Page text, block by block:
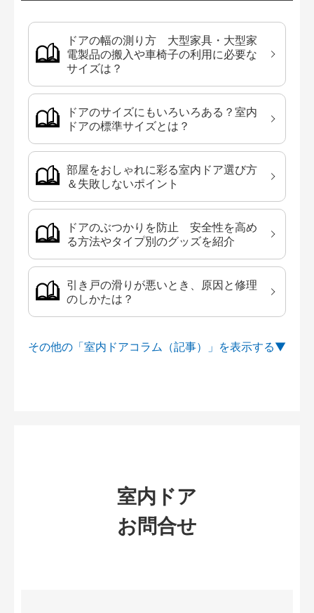
ドアの幅の測り方 大型家具・大型家
電製品の搬入や車椅子の利用に必要な
サイズは？
ドアのサイズにもいろいろある？室内
ドアの標準サイズとは？
部屋をおしゃれに彩る室内ドア選び方
＆失敗しないポイント
ドアのぶつかりを防止 安全性を高め
る方法やタイプ別のグッズを紹介
引き戸の滑りが悪いとき、原因と修理
のしかたは？
その他の「室内ドアコラム（記事）」を
室内ドア
お問合せ